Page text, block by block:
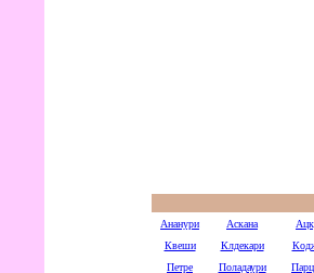
Ананури
Аскана
Квеши
Клдекари
Петре
Поладаури